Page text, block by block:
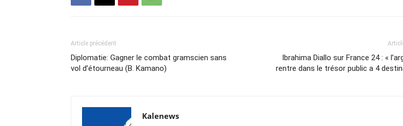
Article précédent
Diplomatie: Gagner le combat gramscien sans
vol d’étourneau (B. Kamano)
Ibrahima Diallo sur France 24 : «
rentre dans le trésor public a 4
Kalenews